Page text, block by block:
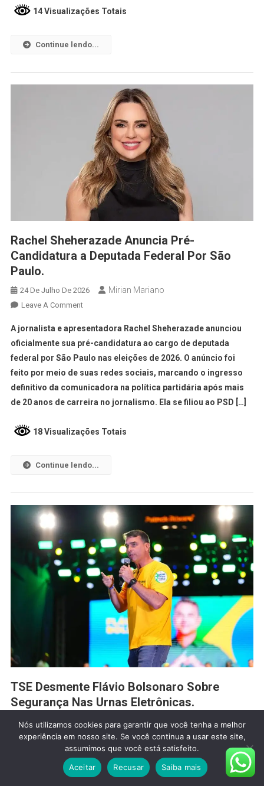
14 Visualizações Totais
Continue lendo...
Rachel Sheherazade Anuncia Pré-
Candidatura a Deputada Federal Por São
Paulo.
24 De Julho De 2026 Mirian Mariano
Leave A Comment
A jornalista e apresentadora Rachel Sheherazade anunciou
oficialmente sua pré-candidatura ao cargo de deputada
federal por São Paulo nas eleições de 2026. O anúncio foi
feito por meio de suas redes sociais, marcando o ingresso
definitivo da comunicadora na política partidária após mais
de 20 anos de carreira no jornalismo. Ela se filiou ao PSD […]
18 Visualizações Totais
Continue lendo...
TSE Desmente Flávio Bolsonaro Sobre
Segurança Nas Urnas Eletrônicas.
22 De Julho De 2026 Mirian Mariano 1 Comentário
O Tribunal Superior Eleitoral (TSE) desmentiu oficialmente o
senador e pré-candidato à Presidência da República Flávio
Bolsonaro (PL-RJ), após ele fazer afirmações falsas sobre a
Nós utilizamos cookies para garantir que você tenha a melhor
experiência em nosso site. Se você continua a usar este site,
assumimos que você está satisfeito.
Aceitar
Recusar Saiba mais